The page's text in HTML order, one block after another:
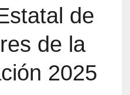
de
de la
2025